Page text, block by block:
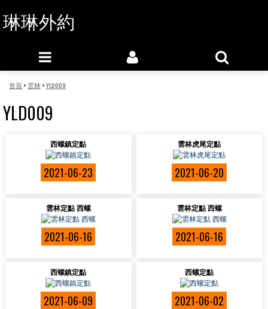
琳琳外約
首頁> 雲林>YLD009
YLD009
西螺鎮定點
2021-06-23
雲林虎尾定點
2021-06-20
雲林定點 西螺
2021-06-16
雲林定點 西螺
2021-06-16
西螺鎮定點
2021-06-09
西螺定點
2021-06-02